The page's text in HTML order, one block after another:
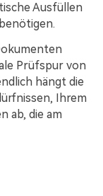
Ausfüllen
Prüfspur von
hängt die
Ihrem
ab, die am